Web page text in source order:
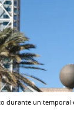
durante un temporal